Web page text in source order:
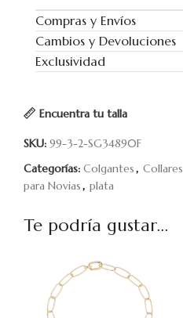
Encuentra tu talla
Compras y Envíos
Cambios y Devoluciones
Exclusividad
SKU: 99-3-2-SG34890F
Categorías: Colgantes, Collares
para Novias, plata
Te podría gustar...